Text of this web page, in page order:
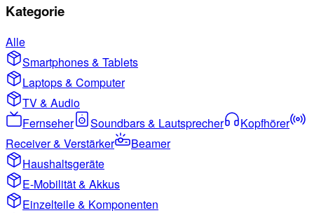
Kategorie
Alle
Smartphones & Tablets
Laptops & Computer
TV & Audio
Fernseher
Soundbars & Lautsprecher
Kopfhörer
Receiver & Verstärker
Beamer
Haushaltsgeräte
E-Mobilität & Akkus
Einzelteile & Komponenten